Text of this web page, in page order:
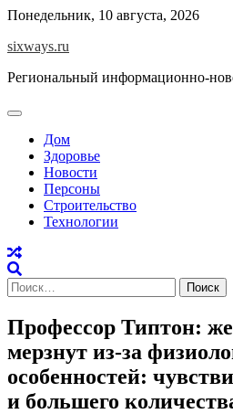
Перейти
содержимому
Понедельник, 10 августа, 2026
sixways.ru
Региональный информационно-
Дом
Здоровье
Новости
Персоны
Строительство
Технологии
Найти:
Профессор Типтон:
мерзнут из-за
особенностей:
и большего